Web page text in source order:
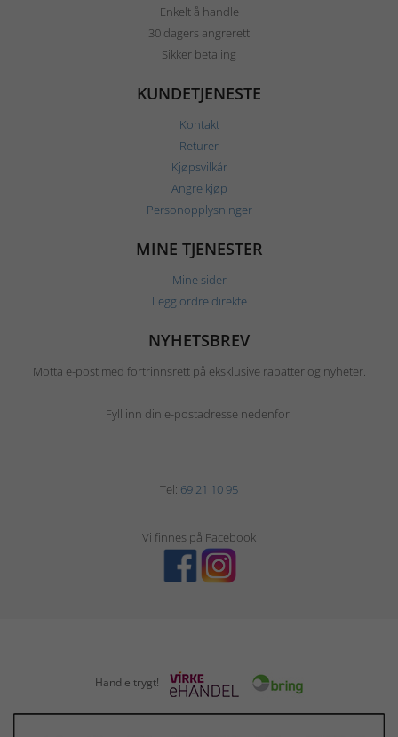
Enkelt å handle
30 dagers angrerett
Sikker betaling
KUNDETJENESTE
Kontakt
Returer
Kjøpsvilkår
Angre kjøp
Personopplysninger
MINE TJENESTER
Mine sider
Legg ordre direkte
NYHETSBREV
Motta e-post med fortrinnsrett på eksklusive rabatter og nyheter.
Fyll inn din e-postadresse nedenfor.
Tel: 69 21 10 95
Vi finnes på Facebook
Handle trygt!